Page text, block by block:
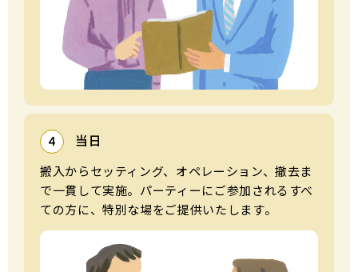
4 当日
搬⼊からセッティング、オペレーション、撤去ま
で⼀貫して実施。パーティーにご参加されるすべ
ての⽅に、特別な場をご提供いたします。